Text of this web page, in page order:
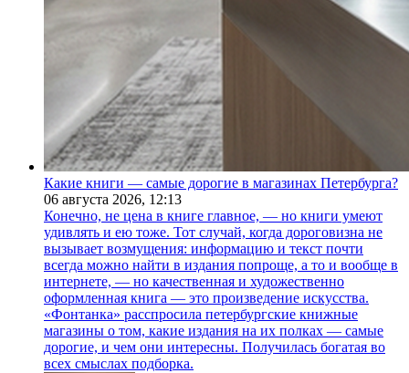
Какие книги — самые дорогие в магазинах Петербурга?
06 августа 2026, 12:13
Конечно, не цена в книге главное, — но книги умеют
удивлять и ею тоже. Тот случай, когда дороговизна не
вызывает возмущения: информацию и текст почти
всегда можно найти в издания попроще, а то и вообще в
интернете, — но качественная и художественно
оформленная книга — это произведение искусства.
«Фонтанка» расспросила петербургские книжные
магазины о том, какие издания на их полках — самые
дорогие, и чем они интересны. Получилась богатая во
всех смыслах подборка.